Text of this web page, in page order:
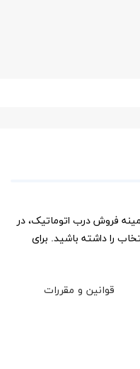
فروش درب اتوماتیک، در
را داشته باشید. برای
قوانین و مقررات